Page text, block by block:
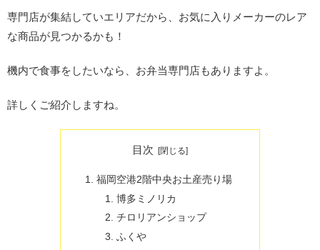
専門店が集結していエリアだから、お気に入りメーカーのレア
な商品が見つかるかも！
機内で食事をしたいなら、お弁当専門店もありますよ。
詳しくご紹介しますね。
目次
福岡空港2階中央お土産売り場
博多ミノリカ
チロリアンショップ
ふくや